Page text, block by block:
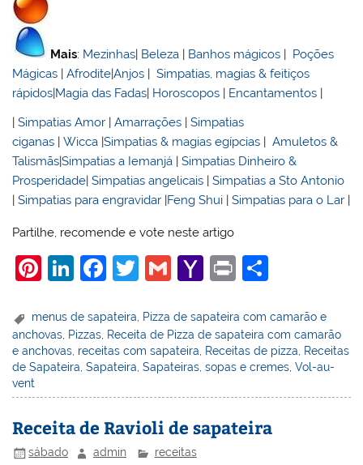
Mais: Mezinhas Beleza Banhos mágicos
Poções
Mágicas |Afrodite|Anjos |Simpatias, magias & feitiços
rápidos Magia das Fadas Horoscopos Encantamentos
|Simpatias Amor |Amarrações |Simpatias
ciganas |Wicca |Simpatias & magias egípcias |Amuletos &
Talismãs|Simpatias a Iemanjá |Simpatias Dinheiro &
Prosperidade|Simpatias angelicais |Simpatias a Sto Antonio
|Simpatias para engravidar |Feng Shui |Simpatias para o Lar |
Partilhe, recomende e vote neste artigo
Pi
er
e
st
Li
k
e
dI
n
F
c
e
b
o
o
k
T
itt
er
G
ai
l
Y
h
o
o
M
ai
Pr
t
ar
e
menus de sapateira, Pizza de sapateira com camarão e
anchovas Pizzas Receita de Pizza de sapateira com camarão
e anchovas receitas com sapateira Receitas de pizza
Receitas
de Sapateira ,Sapateira ,Sapateiras ,sopas e cremes ,Vol-au-
vent
Receita de Ravioli de sapateira
sábado admin receitas